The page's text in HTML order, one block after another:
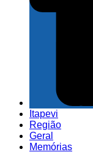
Itapevi
Região
Geral
Memórias